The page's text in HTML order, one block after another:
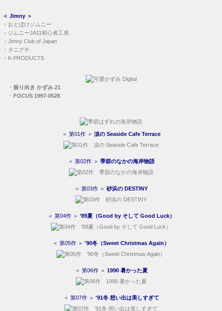
＜ Jimny ＞
・ おとぼけジムニー
・ ジムニーJA11初心者工房
・ Jimny Club of Japan
・ タニグチ
・ K-PRODUCTS
・ 振り向き かずみ 21
・ FOCUS 1997-0528
＜ 第01作 ＞ 涙の Seaside Cafe Terrace
＜ 第02作 ＞ 季節のなかの海岸物語
＜ 第03作 ＞ 砂浜の DESTINY
＜ 第04作 ＞ ’89夏（Good by そして Good Luck）
＜ 第05作 ＞ '90冬（Sweet Christmas Again）
＜ 第06作 ＞ 1990 暑かった夏
＜ 第07作 ＞ '91冬 想い出は美しすぎて